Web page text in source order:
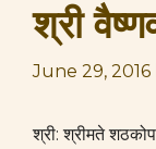
श्री
June 29, 2016
श्री: श्रीमते